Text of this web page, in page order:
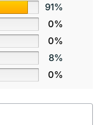
91%
0%
0%
8%
0%